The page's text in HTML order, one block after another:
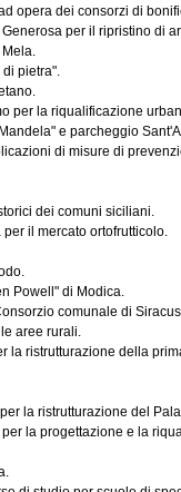
opera dei consorzi di
per il ripristino di
di pietra".
per la riqualificazione
e parcheggio
di misure di
dei comuni siciliani.
il mercato ortofrutticolo.
Powell" di Modica.
comunale di
aree rurali.
la ristrutturazione della
la ristrutturazione del
la progettazione e la